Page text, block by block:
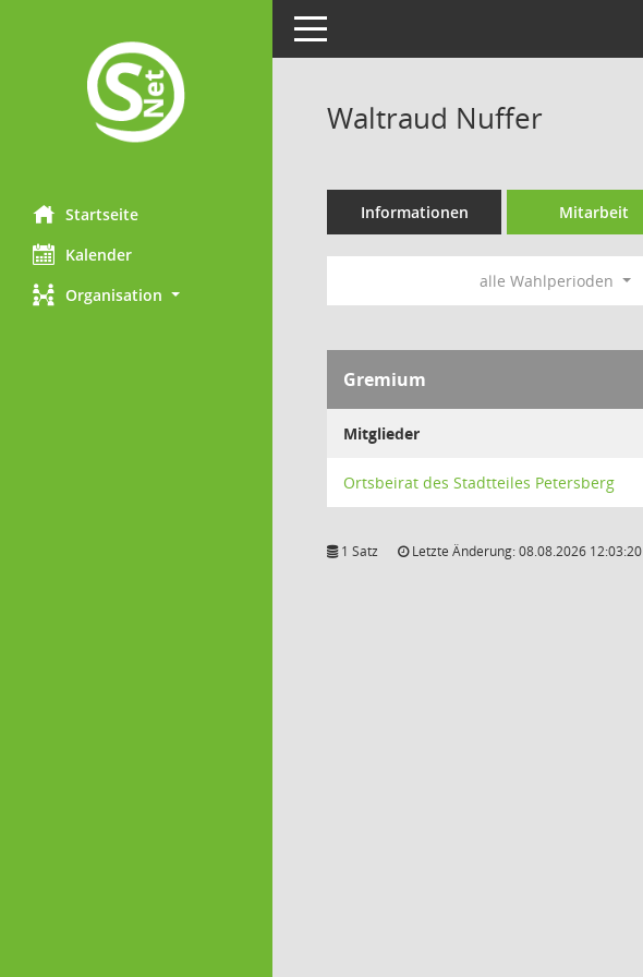
Startseite
Kalender
Organisation
Toggle navigation
Waltraud Nuffer
Informationen Mitarbeit
alle Wahlperioden
Gremium
Mitglieder
Ortsbeirat des Stadtteiles Petersberg
1 Satz Letzte Änderung: 08.08.2026 12:03:20